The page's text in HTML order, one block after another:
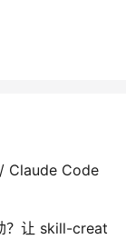
Claude Code
？让 skill-creat